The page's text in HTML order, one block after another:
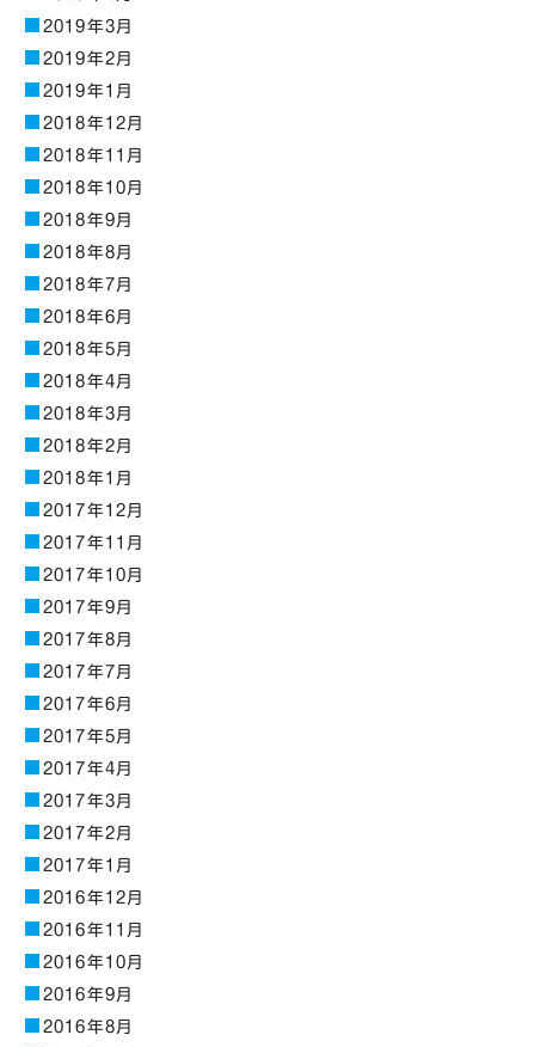
2019年3月
2019年2月
2019年1月
2018年12月
2018年11月
2018年10月
2018年9月
2018年8月
2018年7月
2018年6月
2018年5月
2018年4月
2018年3月
2018年2月
2018年1月
2017年12月
2017年11月
2017年10月
2017年9月
2017年8月
2017年7月
2017年6月
2017年5月
2017年4月
2017年3月
2017年2月
2017年1月
2016年12月
2016年11月
2016年10月
2016年9月
2016年8月